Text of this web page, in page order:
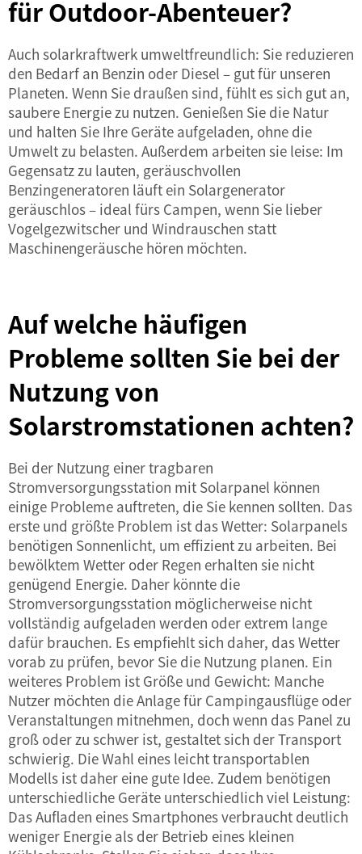
für Outdoor-Abenteuer?
Auch solarkraftwerk umweltfreundlich: Sie reduzieren
den Bedarf an Benzin oder Diesel – gut für unseren
Planeten. Wenn Sie draußen sind, fühlt es sich gut an,
saubere Energie zu nutzen. Genießen Sie die Natur
und halten Sie Ihre Geräte aufgeladen, ohne die
Umwelt zu belasten. Außerdem arbeiten sie leise: Im
Gegensatz zu lauten, geräuschvollen
Benzingeneratoren läuft ein Solargenerator
geräuschlos – ideal fürs Campen, wenn Sie lieber
Vogelgezwitscher und Windrauschen statt
Maschinengeräusche hören möchten.
Auf welche häufigen
Probleme sollten Sie bei der
Nutzung von
Solarstromstationen achten?
Bei der Nutzung einer tragbaren
Stromversorgungsstation mit Solarpanel können
einige Probleme auftreten, die Sie kennen sollten. Das
erste und größte Problem ist das Wetter: Solarpanels
benötigen Sonnenlicht, um effizient zu arbeiten. Bei
bewölktem Wetter oder Regen erhalten sie nicht
genügend Energie. Daher könnte die
Stromversorgungsstation möglicherweise nicht
vollständig aufgeladen werden oder extrem lange
dafür brauchen. Es empfiehlt sich daher, das Wetter
vorab zu prüfen, bevor Sie die Nutzung planen. Ein
weiteres Problem ist Größe und Gewicht: Manche
Nutzer möchten die Anlage für Campingausflüge oder
Veranstaltungen mitnehmen, doch wenn das Panel zu
groß oder zu schwer ist, gestaltet sich der Transport
schwierig. Die Wahl eines leicht transportablen
Modells ist daher eine gute Idee. Zudem benötigen
unterschiedliche Geräte unterschiedlich viel Leistung:
Das Aufladen eines Smartphones verbraucht deutlich
weniger Energie als der Betrieb eines kleinen